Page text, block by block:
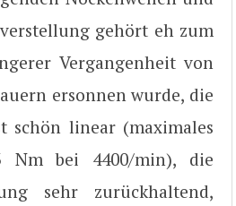
gehört eh zum
Vergangenheit von
ersonnen wurde, die
schön linear (maximales
Nm bei 4400/min), die
sehr zurückhaltend,